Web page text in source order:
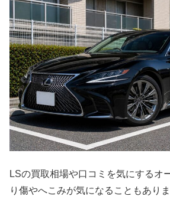
LSの買取相場や口コミを気にするオ
り傷やへこみが気になることもありま